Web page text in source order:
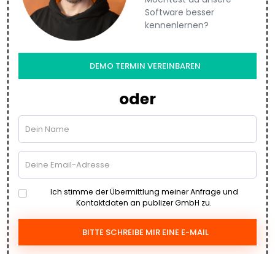
Software besser
kennenlernen?
DEMO TERMIN VEREINBAREN
oder
Ich stimme der Übermittlung meiner Anfrage und
Kontaktdaten an publizer GmbH zu.
BITTE SCHREIBE MIR EINE E-MAIL